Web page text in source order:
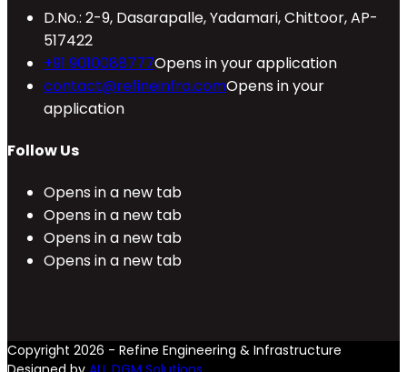
D.No.: 2-9, Dasarapalle, Yadamari, Chittoor, AP-
517422
+91 9010088777Opens in your application
contact@refineinfra.comOpens in your
application
Follow Us
Opens in a new tab
Opens in a new tab
Opens in a new tab
Opens in a new tab
Copyright 2026 - Refine Engineering & Infrastructure